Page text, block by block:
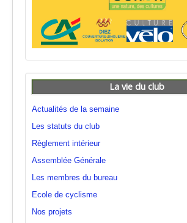
La vie du club
Actualités de la semaine
Les statuts du club
Règlement intérieur
Assemblée Générale
Les membres du bureau
Ecole de cyclisme
Nos projets